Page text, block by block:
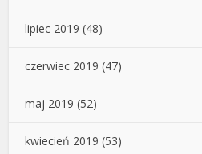
lipiec 2019 (48)
czerwiec 2019 (47)
maj 2019 (52)
kwiecień 2019 (53)